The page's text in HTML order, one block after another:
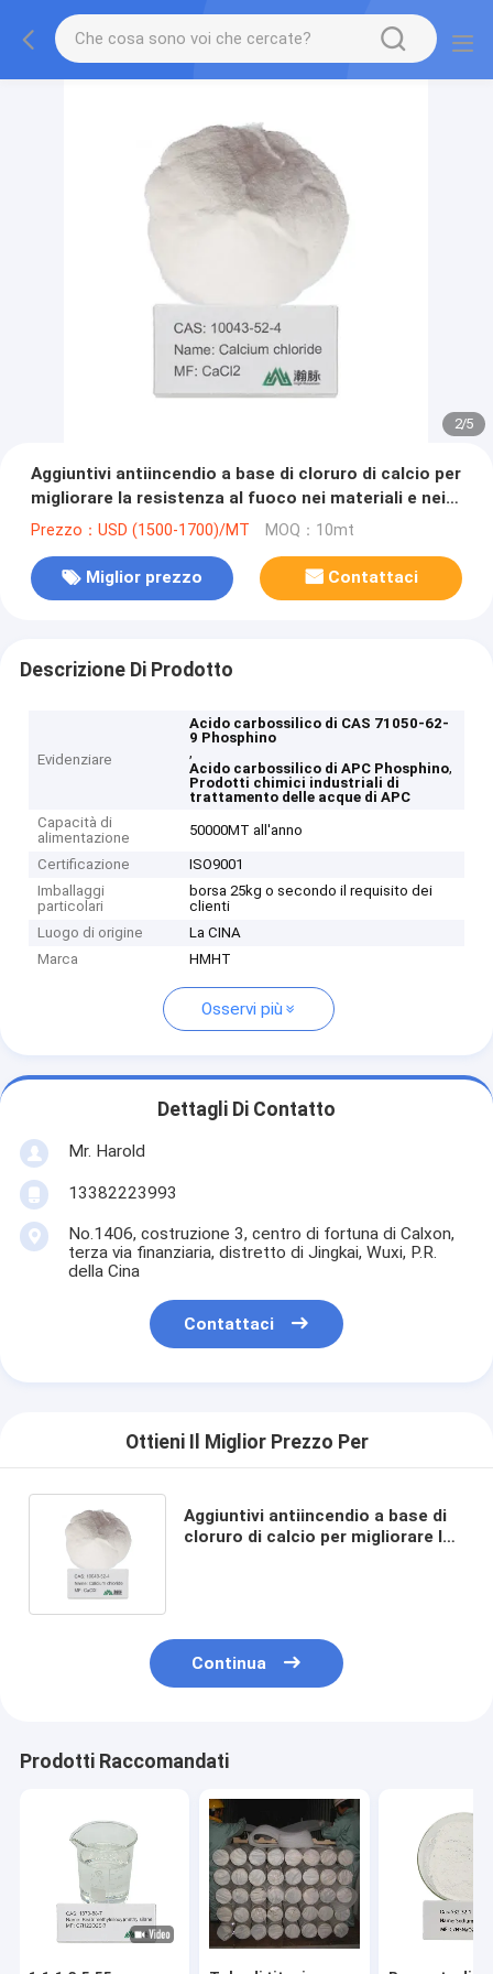
2/5
Aggiuntivi antiincendio a base di cloruro di calcio per
migliorare la resistenza al fuoco nei materiali e nei
tessuti
Prezzo：USD (1500-1700)/MT MOQ：10mt
Miglior prezzo Contattaci
Descrizione Di Prodotto
Evidenziare
Acido carbossilico di CAS 71050-62-
9 Phosphino
,
Acido carbossilico di APC Phosphino,
Prodotti chimici industriali di
trattamento delle acque di APC
Capacità di
alimentazione
50000MT all'anno
Certificazione
ISO9001
Imballaggi
particolari
borsa 25kg o secondo il requisito dei
clienti
Luogo di origine
La CINA
Marca
HMHT
Osservi più
Dettagli Di Contatto
Mr. Harold
13382223993
No.1406, costruzione 3, centro di fortuna di Calxon,
terza via finanziaria, distretto di Jingkai, Wuxi, P.R.
della Cina
Contattaci
Ottieni Il Miglior Prezzo Per
Aggiuntivi antiincendio a base di
cloruro di calcio per migliorare la
Continua
Prodotti Raccomandati